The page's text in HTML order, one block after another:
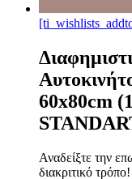
60x80cm
Αναδείξτε την
διακριτικό